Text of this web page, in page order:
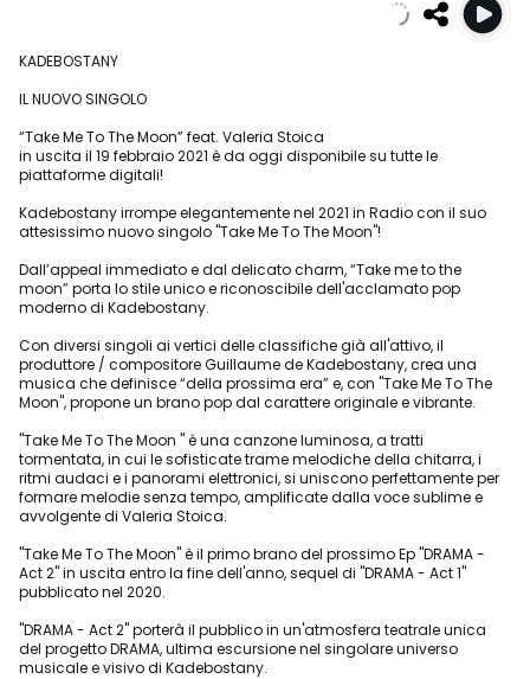
KADEBOSTANY
IL NUOVO SINGOLO
“Take Me To The Moon” feat. Valeria Stoica
in uscita il 19 febbraio 2021 è da oggi disponibile su tutte le
piattaforme digitali!
Kadebostany irrompe elegantemente nel 2021 in Radio con il suo
attesissimo nuovo singolo "Take Me To The Moon"!
Dall’appeal immediato e dal delicato charm, “Take me to the
moon” porta lo stile unico e riconoscibile dell'acclamato pop
moderno di Kadebostany.
Con diversi singoli ai vertici delle classifiche già all'attivo, il
produttore / compositore Guillaume de Kadebostany, crea una
musica che definisce “della prossima era” e, con "Take Me To The
Moon", propone un brano pop dal carattere originale e vibrante.
"Take Me To The Moon " è una canzone luminosa, a tratti
tormentata, in cui le sofisticate trame melodiche della chitarra, i
ritmi audaci e i panorami elettronici, si uniscono perfettamente per
formare melodie senza tempo, amplificate dalla voce sublime e
avvolgente di Valeria Stoica.
"Take Me To The Moon" è il primo brano del prossimo Ep "DRAMA -
Act 2" in uscita entro la fine dell'anno, sequel di "DRAMA - Act 1"
pubblicato nel 2020.
"DRAMA - Act 2" porterà il pubblico in un'atmosfera teatrale unica
del progetto DRAMA, ultima escursione nel singolare universo
musicale e visivo di Kadebostany.